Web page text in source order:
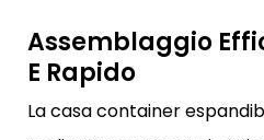
Assemblaggio
E Rapido
La casa container